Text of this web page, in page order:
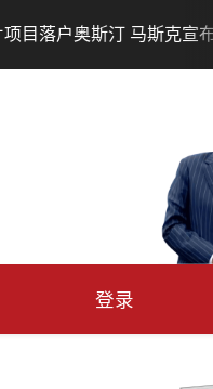
200亿美元建设AI芯片制
登录